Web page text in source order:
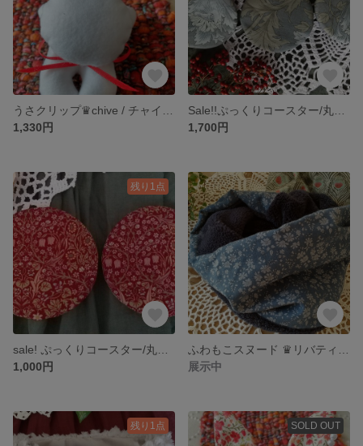
1,330円
1,700円
残り1点
1,000円
展示中
残り1点 SOLD OUT